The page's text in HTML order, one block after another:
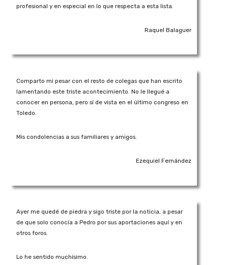
profesional y en especial en lo que respecta a esta lista.
Raquel Balaguer
Comparto mi pesar con el resto de colegas que han escrito
lamentando este triste acontecimiento. No le llegué a
conocer en persona, pero sí de vista en el último congreso en
Toledo.
Mis condolencias a sus familiares y amigos.
Ezequiel Fernández
Ayer me quedé de piedra y sigo triste por la noticia, a pesar
de que solo conocía a Pedro por sus aportaciones aquí y en
otros foros.
Lo he sentido muchísimo.